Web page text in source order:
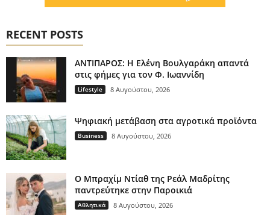
RECENT POSTS
ΑΝΤΙΠΑΡΟΣ: Η Ελένη Βουλγαράκη απαντά
στις φήμες για τον Φ. Ιωαννίδη
Lifestyle 8 Αυγούστου, 2026
Ψηφιακή μετάβαση στα αγροτικά προϊόντα
Business 8 Αυγούστου, 2026
Ο Μπραχίμ Ντίαθ της Ρεάλ Μαδρίτης
παντρεύτηκε στην Παροικιά
Αθλητικά 8 Αυγούστου, 2026